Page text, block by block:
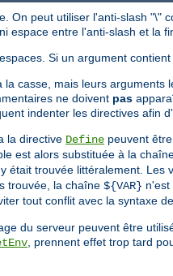
On peut utiliser l'anti-slash "\"
espace entre l'anti-slash et la
Si un argument
casse, mais leurs
ne doivent pas
indenter les directives afin
la directive Define peuvent
est alors substituée à la
trouvée littéralement. Les
trouvée, la chaîne ${VAR} n'est
tout conflit avec la syntaxe
du serveur peuvent être
, prennent effet trop tard